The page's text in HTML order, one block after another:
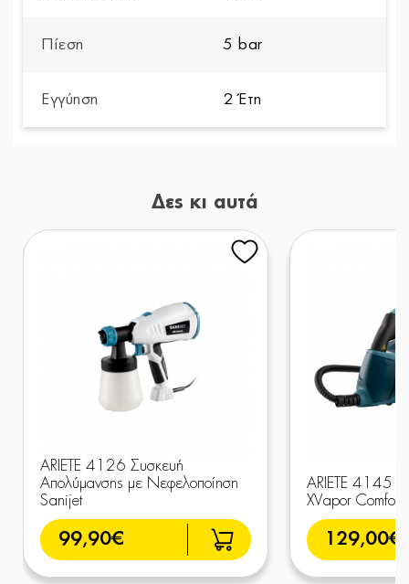
Πίεση 5 bar
Εγγύηση 2 Έτη
Δες κι αυτά
ARIETE 4126 Συσκευή
Απολύμανσης με Νεφελοποίηση
Sanijet
99,90€
ARIETE 4145
XVapor
129,00€